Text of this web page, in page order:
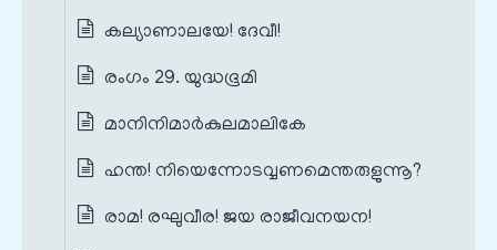
കല്യാണാലയേ! ദേവീ!
രംഗം 29. യുദ്ധഭൂമി
മാനിനിമാർകുലമാലികേ
ഹന്ത! നിയെന്നോടവ്വണമെന്തരുളുന്നൂ?
രാമ! രഘുവീര! ജയ രാജീവനയന!